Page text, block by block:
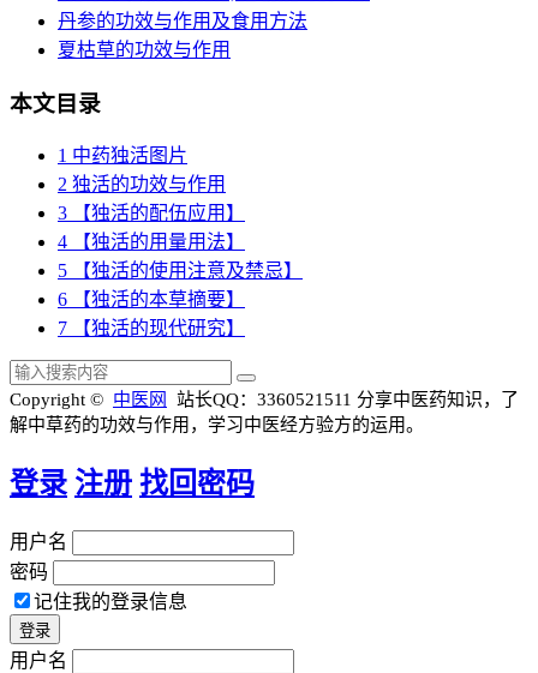
丹参的功效与作用及食用方法
夏枯草的功效与作用
本文目录
1 中药独活图片
2 独活的功效与作用
3 【独活的配伍应用】
4 【独活的用量用法】
5 【独活的使用注意及禁忌】
6 【独活的本草摘要】
7 【独活的现代研究】
Copyright © 中医网 站长QQ：3360521511 分享中医药知识，了
解中草药的功效与作用，学习中医经方验方的运用。
登录 注册 找回密码
用户名
密码
记住我的登录信息
用户名